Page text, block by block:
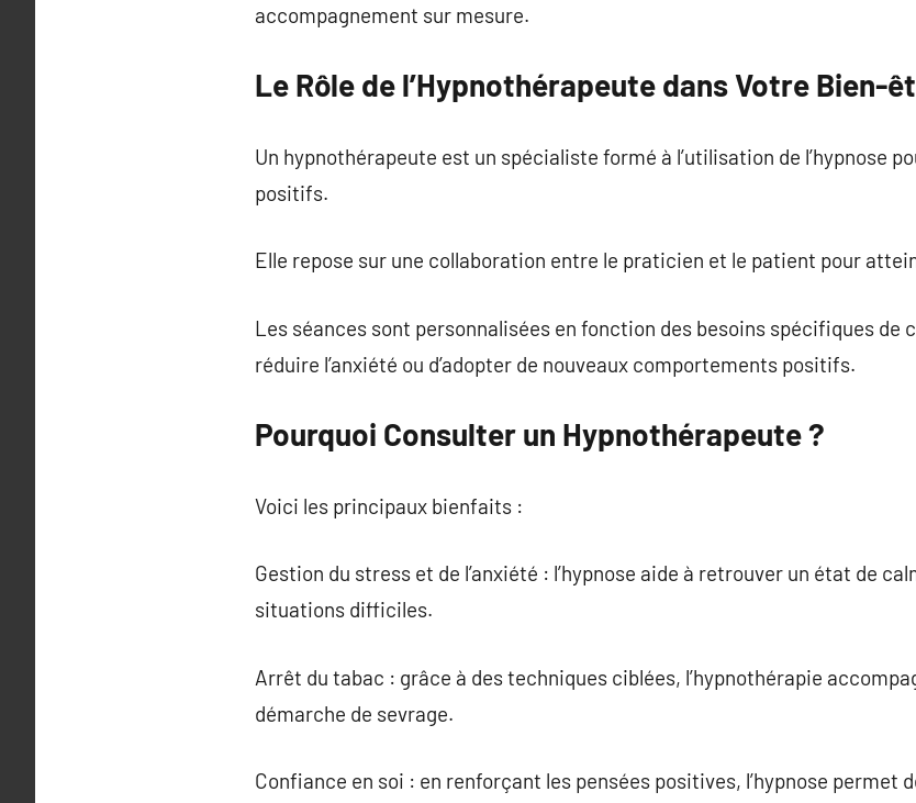
accompagnement sur mesure.
Le Rôle de l’Hypnothérapeute dans Votre Bien-
Un hypnothérapeute est un spécialiste formé à l’utilisation de l’hypnose
positifs.
Elle repose sur une collaboration entre le praticien et le patient pour
Les séances sont personnalisées en fonction des besoins spécifiques de
réduire l’anxiété ou d’adopter de nouveaux comportements positifs.
Pourquoi Consulter un Hypnothérapeute ?
Voici les principaux bienfaits :
Gestion du stress et de l’anxiété : l’hypnose aide à retrouver un état de
situations difficiles.
Arrêt du tabac : grâce à des techniques ciblées, l’hypnothérapie
démarche de sevrage.
Confiance en soi : en renforçant les pensées positives, l’hypnose permet